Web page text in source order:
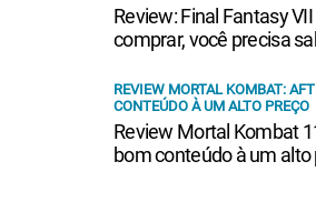
Review: Final Fantasy
comprar, você precisa
REVIEW MORTAL KOMBAT:
CONTEÚDO À UM ALTO PREÇO
Review Mortal Kombat
bom conteúdo à um alto